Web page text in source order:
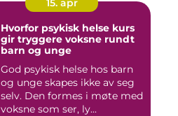
Hvorfor psykisk helse kurs
gir tryggere voksne rundt
barn og unge
God psykisk helse hos barn
og unge skapes ikke av seg
selv. Den formes i møte med
voksne som ser, ly...